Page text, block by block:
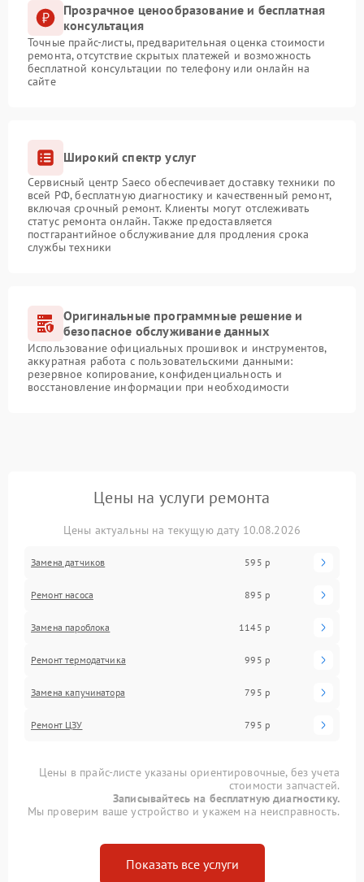
Прозрачное ценообразование и бесплатная
консультация
Точные прайс-листы, предварительная оценка стоимости
ремонта, отсутствие скрытых платежей и возможность
бесплатной консультации по телефону или онлайн на
сайте
Широкий спектр услуг
Сервисный центр Saeco обеспечивает доставку техники по
всей РФ, бесплатную диагностику и качественный ремонт,
включая срочный ремонт. Клиенты могут отслеживать
статус ремонта онлайн. Также предоставляется
постгарантийное обслуживание для продления срока
службы техники
Оригинальные программные решение и
безопасное обслуживание данных
Использование официальных прошивок и инструментов,
аккуратная работа с пользовательскими данными:
резервное копирование, конфиденциальность и
восстановление информации при необходимости
Цены на услуги ремонта
Цены актуальны на текущую дату 10.08.2026
Замена датчиков 595 р
Ремонт насоса 895 р
Замена пароблока 1145 р
Ремонт термодатчика 995 р
Замена капучинатора 795 р
Ремонт ЦЗУ 795 р
Цены в прайс-листе указаны ориентировочные, без учета
стоимости запчастей.
Записывайтесь на бесплатную диагностику.
Мы проверим ваше устройство и укажем на неисправность.
Показать все услуги